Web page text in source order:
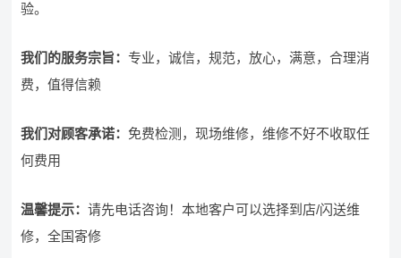
验。
我们的服务宗旨：专业，诚信，规范，放心，满意，合理消
费，值得信赖
我们对顾客承诺： 免费检测，现场维修，维修不好不收取任
何费用
温馨提示：请先电话咨询！本地客户可以选择到店/闪送维
修，全国寄修